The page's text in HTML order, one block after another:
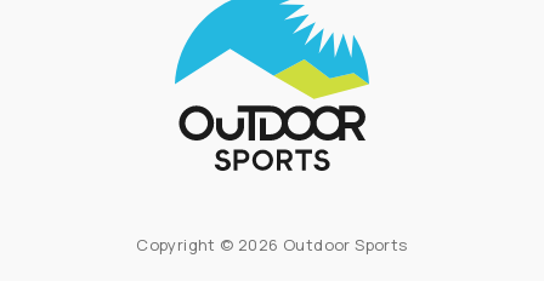
Copyright © 2026 Outdoor Sports